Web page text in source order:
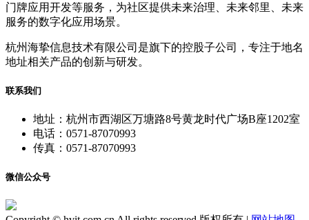
门牌应用开发等服务，为社区提供未来治理、未来邻里、未来
服务的数字化应用场景。
杭州海挚信息技术有限公司是旗下的控股子公司，专注于地名
地址相关产品的创新与研发。
联系我们
地址：杭州市西湖区万塘路8号黄龙时代广场B座1202室
电话：0571-87070993
传真：0571-87070993
微信公众号